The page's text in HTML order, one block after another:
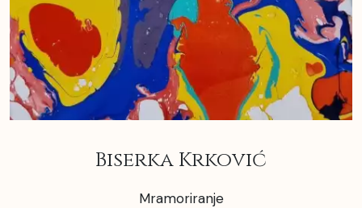
Biserka Krković
Mramoriranje